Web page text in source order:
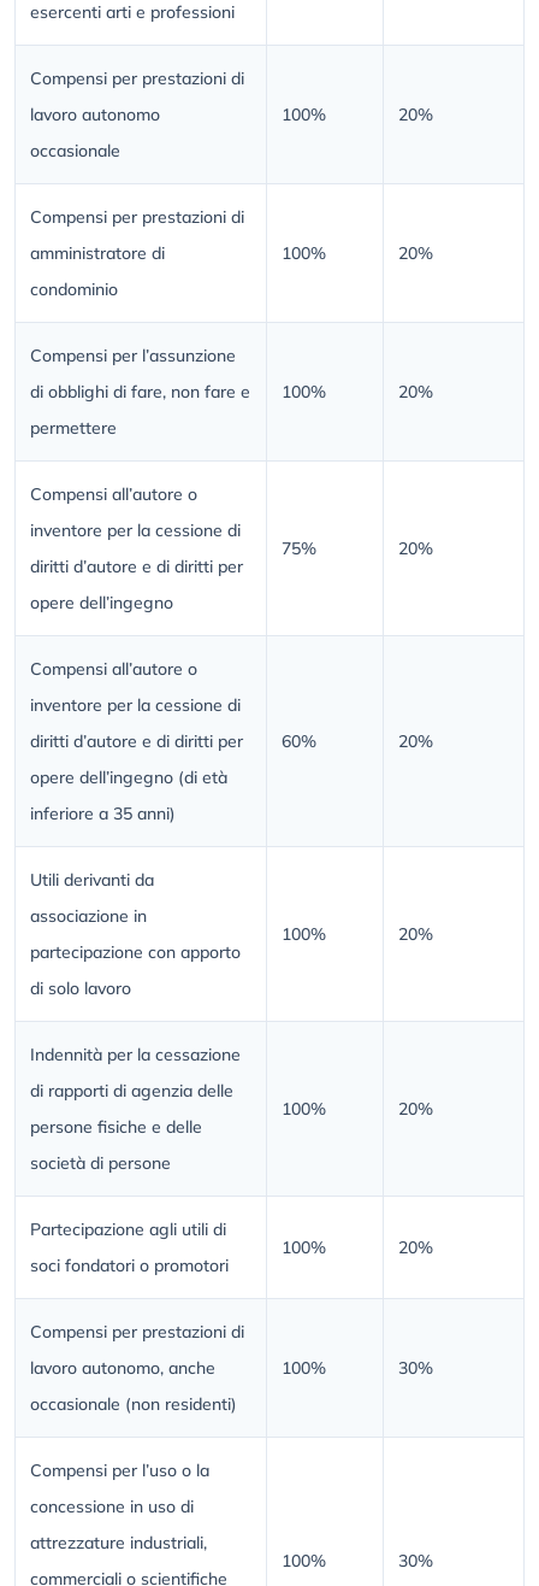
esercenti arti e professioni
Compensi per prestazioni di
lavoro autonomo
occasionale
100% 20%
Compensi per prestazioni di
amministratore di
condominio
100% 20%
Compensi per l’assunzione
di obblighi di fare, non fare e
permettere
100% 20%
Compensi all’autore o
inventore per la cessione di
diritti d’autore e di diritti per
opere dell’ingegno
75% 20%
Compensi all’autore o
inventore per la cessione di
diritti d’autore e di diritti per
opere dell’ingegno (di età
inferiore a 35 anni)
60% 20%
Utili derivanti da
associazione in
partecipazione con apporto
di solo lavoro
100% 20%
Indennità per la cessazione
di rapporti di agenzia delle
persone fisiche e delle
società di persone
100% 20%
Partecipazione agli utili di
soci fondatori o promotori
100% 20%
Compensi per prestazioni di
lavoro autonomo, anche
occasionale (non residenti)
100% 30%
Compensi per l’uso o la
concessione in uso di
attrezzature industriali,
commerciali o scientifiche
100% 30%